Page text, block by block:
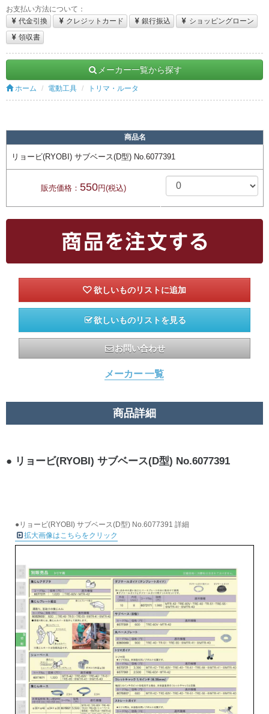
お支払い方法について：
代金引換
クレジットカード 銀行振込
ショッピングローン
領収書
メーカー一覧から探す
ホーム 電動工具 トリマ・ルータ
商品名
リョービ(RYOBI) サブベース(D型) No.6077391
販売価格： 550円(税込)
欲しいものリストを見る
お問い合わせ
メーカー 一覧
商品詳細
リョービ(RYOBI) サブベース(D型) No.6077391
●リョービ(RYOBI) サブベース(D型) No.6077391 詳細
拡大画像はこちらをクリック